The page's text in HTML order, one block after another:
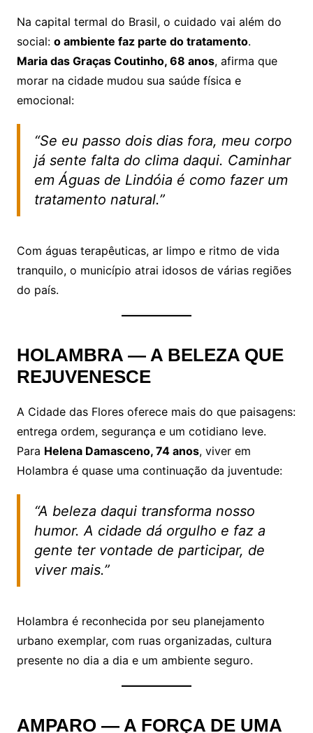
Na capital termal do Brasil, o cuidado vai além do
social: o ambiente faz parte do tratamento.
Maria das Graças Coutinho, 68 anos, afirma que
morar na cidade mudou sua saúde física e
emocional:
“Se eu passo dois dias fora, meu corpo
já sente falta do clima daqui. Caminhar
em Águas de Lindóia é como fazer um
tratamento natural.”
Com águas terapêuticas, ar limpo e ritmo de vida
tranquilo, o município atrai idosos de várias regiões
do país.
HOLAMBRA — A BELEZA QUE
REJUVENESCE
A Cidade das Flores oferece mais do que paisagens:
entrega ordem, segurança e um cotidiano leve.
Para Helena Damasceno, 74 anos, viver em
Holambra é quase uma continuação da juventude:
“A beleza daqui transforma nosso
humor. A cidade dá orgulho e faz a
gente ter vontade de participar, de
viver mais.”
Holambra é reconhecida por seu planejamento
urbano exemplar, com ruas organizadas, cultura
presente no dia a dia e um ambiente seguro.
AMPARO — A FORÇA DE UMA